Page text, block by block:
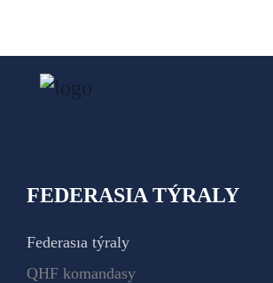
FEDERASIA TÝRALY
Federasıa týraly
QHF komandasy